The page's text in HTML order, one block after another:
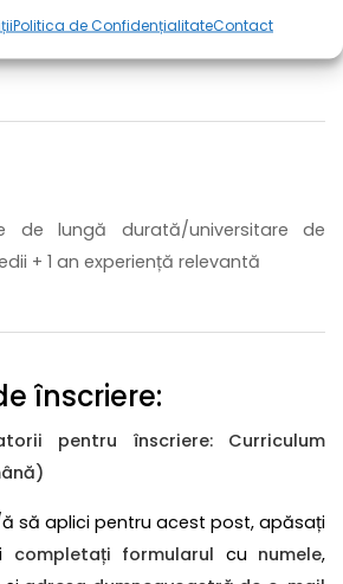
Politica de ConfidențialitateContact
medicale MedLife
de lungă durată/universitare de
+ 1 an experiență relevantă
înscriere:
pentru înscriere: Curriculum
să aplici pentru acest post, apăsați
completați formularul cu numele,